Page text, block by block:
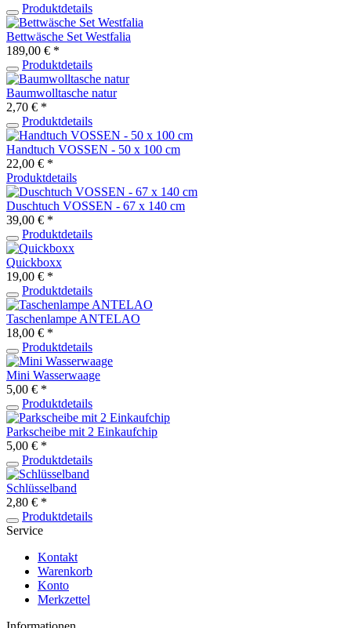
Produktdetails
Bettwäsche Set Westfalia
189,00 € *
Produktdetails
Baumwolltasche natur
2,70 € *
Produktdetails
Handtuch VOSSEN - 50 x 100 cm
22,00 € *
Produktdetails
Duschtuch VOSSEN - 67 x 140 cm
39,00 € *
Produktdetails
Quickboxx
19,00 € *
Produktdetails
Taschenlampe ANTELAO
18,00 € *
Produktdetails
Mini Wasserwaage
5,00 € *
Produktdetails
Parkscheibe mit 2 Einkaufchip
5,00 € *
Produktdetails
Schlüsselband
2,80 € *
Produktdetails
Service
Kontakt
Warenkorb
Konto
Merkzettel